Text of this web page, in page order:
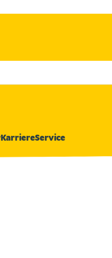
KarriereService